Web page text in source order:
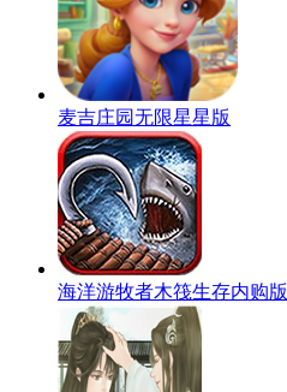
麦吉庄园无限星星版
海洋游牧者木筏生存内购版